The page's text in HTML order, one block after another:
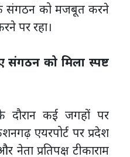
संगठन को मजबूत करने
पर रहा।
संगठन को मिला स्पष्ट
दौरान कई जगहों पर
एयरपोर्ट पर प्रदेश
नेता प्रतिपक्ष टीकाराम